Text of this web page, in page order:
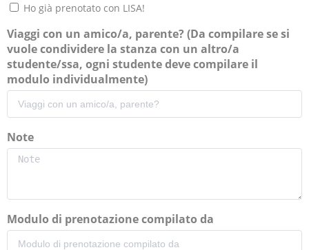
Ho già prenotato con LISA!
Viaggi con un amico/a, parente? (Da compilare se si
vuole condividere la stanza con un altro/a
studente/ssa, ogni studente deve compilare il
modulo individualmente)
Note
Modulo di prenotazione compilato da